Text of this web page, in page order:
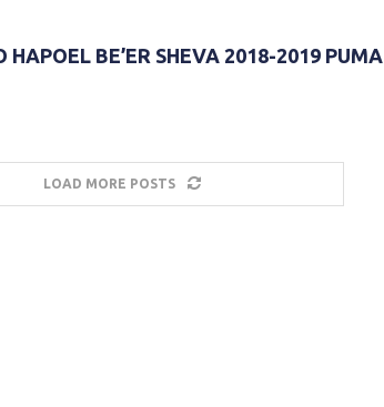
HAPOEL BE’ER SHEVA 2018-2019 PUMA
LOAD MORE POSTS